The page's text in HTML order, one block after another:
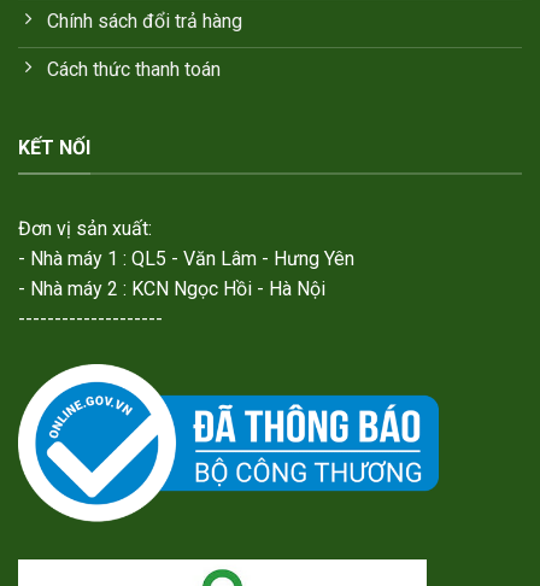
Chính sách đổi trả hàng
Cách thức thanh toán
KẾT NỐI
Đơn vị sản xuất:
- Nhà máy 1 : QL5 - Văn Lâm - Hưng Yên
- Nhà máy 2 : KCN Ngọc Hồi - Hà Nội
--------------------